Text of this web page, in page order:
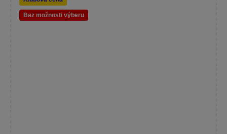
Bez možnosti výberu